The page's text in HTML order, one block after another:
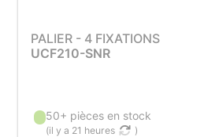
PALIER - 4 FIXATIONS
UCF210-SNR
50+ pièces en stock
(il y a 21 heures )